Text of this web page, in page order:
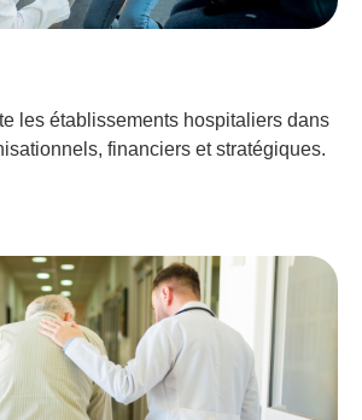
les établissements hospitaliers dans
financiers et stratégiques.